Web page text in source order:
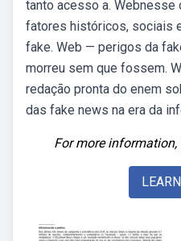
tanto acesso a. Webnesse
fatores históricos, sociais
fake. Web — perigos da
morreu sem que fossem.
redação pronta do enem
das fake news na era da
For more